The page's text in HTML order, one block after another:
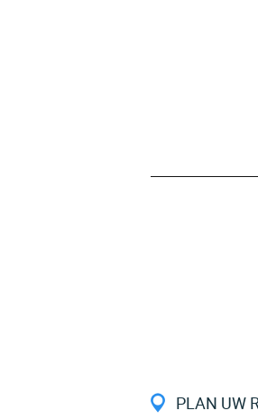
PLAN UW